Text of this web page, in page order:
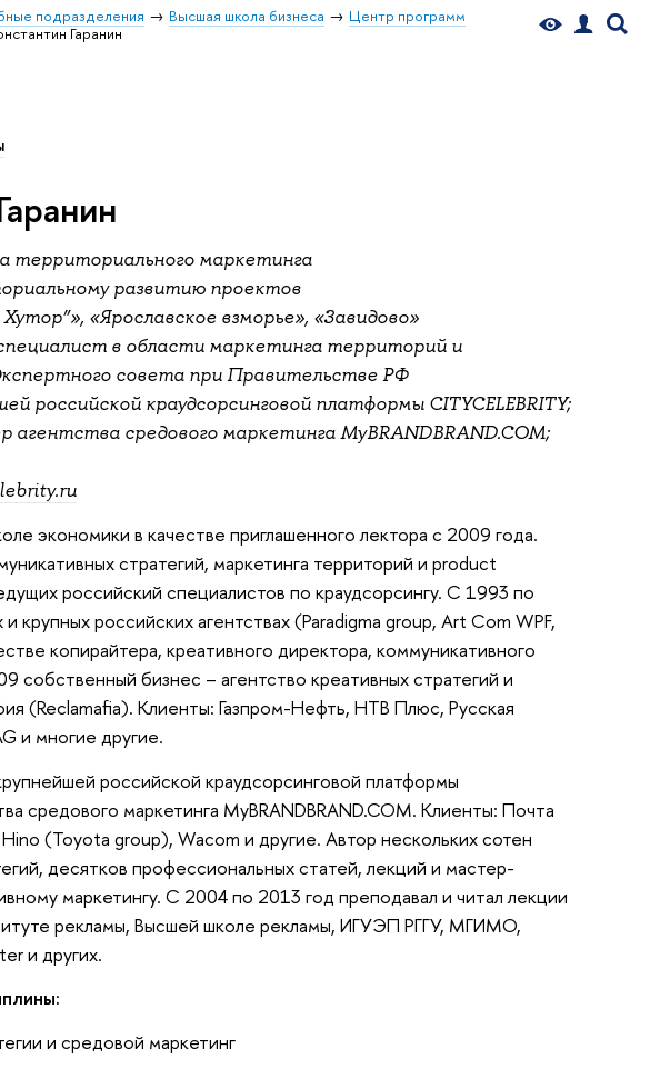
подразделения Высшая школа бизнеса
Центр программ
Гаранин
территориального маркетинга
развитию проектов
«Ярославское взморье», «Завидово»
в области маркетинга территорий и
совета при Правительстве РФ
российской краудсорсинговой платформы CITYCELEBRITY;
средового маркетинга MyBRANDBRAND.COM;
экономики в качестве приглашенного лектора с 2009 года.
стратегий, маркетинга территорий и product
российский специалистов по краудсорсингу. С 1993 по
крупных российских агентствах (Paradigma group, Art Com WPF,
копирайтера, креативного директора, коммуникативного
собственный бизнес – агентство креативных стратегий и
(Reclamafia). Клиенты: Газпром-Нефть, НТВ Плюс, Русская
и многие другие.
российской краудсорсинговой платформы
средового маркетинга MyBRANDBRAND.COM. Клиенты: Почта
(Toyota group), Wacom и другие. Автор нескольких сотен
десятков профессиональных статей, лекций и мастер-
маркетингу. С 2004 по 2013 год преподавал и читал лекции
рекламы, Высшей школе рекламы, ИГУЭП РГГУ, МГИМО,
и других.
и средовой маркетинг